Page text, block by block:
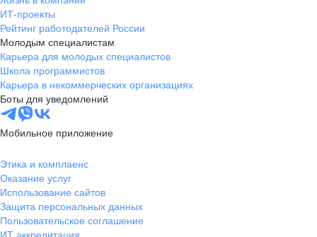
ИТ-проекты
Рейтинг работодателей России
Молодым специалистам
Карьера для молодых специалистов
Школа программистов
Карьера в некоммерческих организациях
Боты для уведомлений
Мобильное приложение
Этика и комплаенс
Оказание услуг
Использование сайтов
Защита персональных данных
Пользовательское соглашение